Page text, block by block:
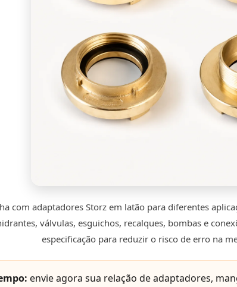
com adaptadores Storz em latão para diferentes
válvulas, esguichos, recalques, bombas e
especificação para reduzir o risco de erro na
envie agora sua relação de adaptadores,